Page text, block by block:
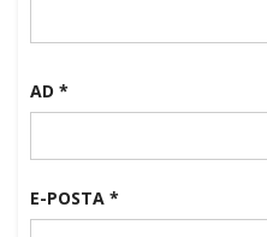
AD *
E-POSTA *